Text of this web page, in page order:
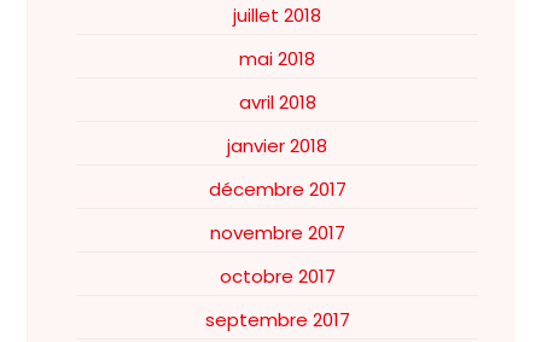
juillet 2018
mai 2018
avril 2018
janvier 2018
décembre 2017
novembre 2017
octobre 2017
septembre 2017